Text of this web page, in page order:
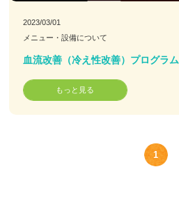
LINE予約
2023/03/01
メニュー・設備について
血流改善（冷え性改善）プログラム
もっと見る
1